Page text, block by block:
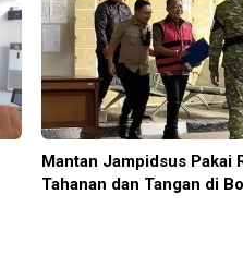
Mantan Jampidsus Pakai
Tahanan dan Tangan di